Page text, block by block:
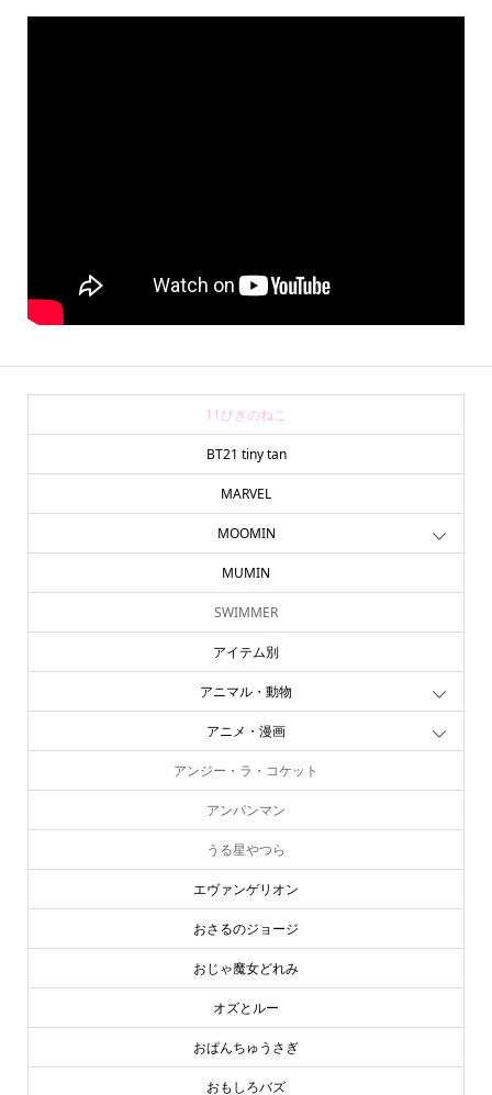
11ぴきのねこ
BT21 tiny tan
MARVEL
MOOMIN
MUMIN
SWIMMER
アイテム別
アニマル・動物
アニメ・漫画
アンジー・ラ・コケット
アンパンマン
うる星やつら
エヴァンゲリオン
おさるのジョージ
おじゃ魔女どれみ
オズとルー
おぱんちゅうさぎ
おもしろバズ